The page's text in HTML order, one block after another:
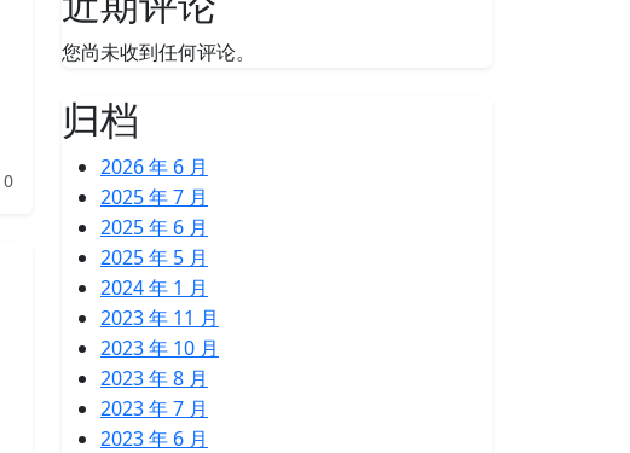
0
您尚未收到任何评论。
归档
2026 年 6 月
2025 年 7 月
2025 年 6 月
2025 年 5 月
2024 年 1 月
2023 年 11 月
2023 年 10 月
2023 年 8 月
2023 年 7 月
2023 年 6 月